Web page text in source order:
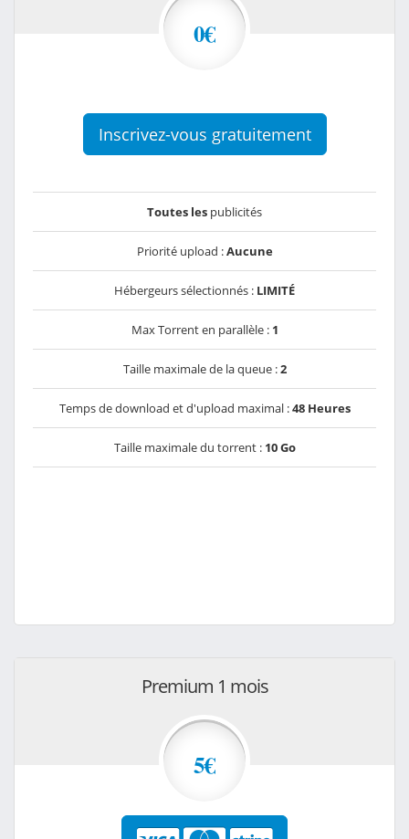
0€
Inscrivez-vous gratuitement
Toutes les publicités
Priorité upload :Aucune
Hébergeurs sélectionnés : LIMITÉ
Max Torrent en parallèle : 1
Taille maximale de la queue :2
Temps de download et d'upload maximal :48 Heures
Taille maximale du torrent : 10 Go
Premium 1 mois
5€